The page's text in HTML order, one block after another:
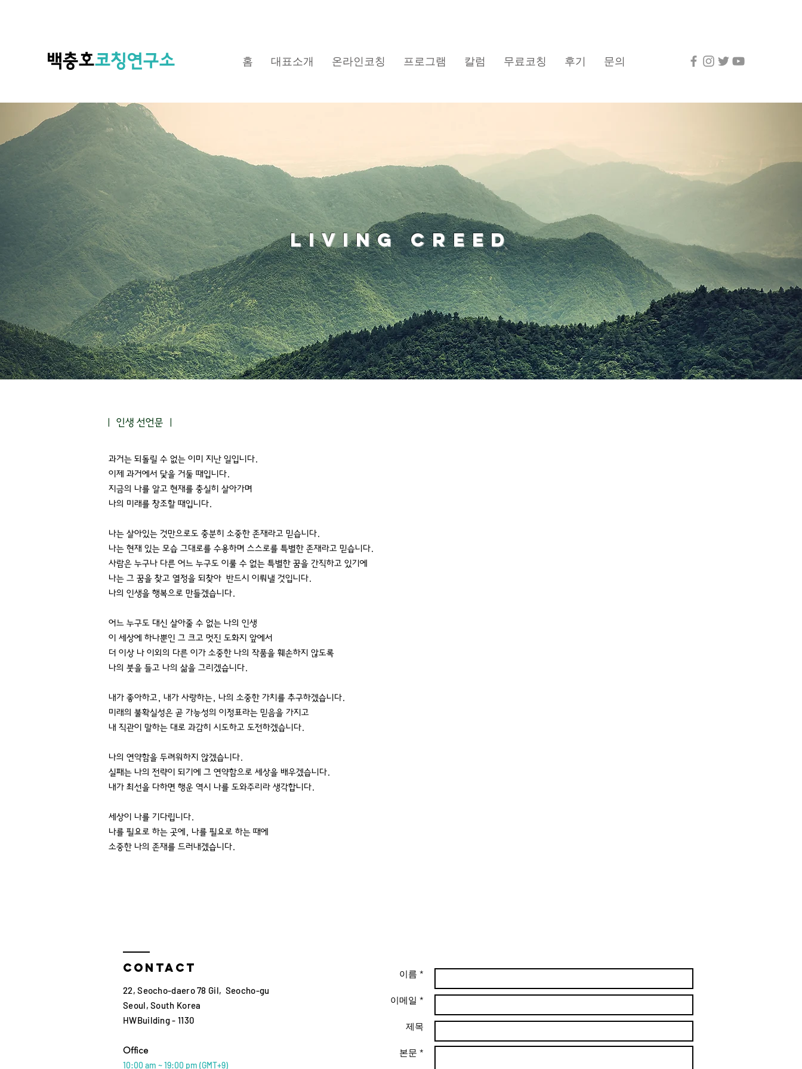
홈 대표소개 온라인코칭 프로그램 칼럼 무료코칭 후기 문의
​백충호코칭연구소
Living creed
ㅣ ​인생 선언문 ㅣ
과거는 되돌릴 수 없는 이미 지난 일입니다.
이제 과거에서 닻을 거둘 때입니다.
지금의 나를 알고 현재를 충실히 살아가며
나의 미래를 창조할 때입니다.
나는 살아있는 것만으로도 충분히 소중한 존재라고 믿습니다.
나는 현재 있는 모습 그대로를 수용하며 스스로를 특별한 존재라고 믿습니다.
사람은 누구나 다른 어느 누구도 이룰 수 없는 특별한 꿈을 간직하고 있기에
나는 그 꿈을 찾고 열정을 되찾아 반드시 이뤄낼 것입니다.
나의 인생을 행복으로 만들겠습니다.
어느 누구도 대신 살아줄 수 없는 나의 인생
이 세상에 하나뿐인 그 크고 멋진 도화지 앞에서
더 이상 나 이외의 다른 이가 소중한 나의 작품을 훼손하지 않도록
나의 붓을 들고 나의 삶을 그리겠습니다.
내가 좋아하고, 내가 사랑하는, 나의 소중한 가치를 추구하겠습니다.
미래의 불확실성은 곧 가능성의 이정표라는 믿음을 가지고
내 직관이 말하는 대로 과감히 시도하고 도전하겠습니다.
나의 연약함을 두려워하지 않겠습니다.
실패는 나의 전략이 되기에 그 연약함으로 세상을 배우겠습니다.
내가 최선을 다하면 행운 역시 나를 도와주리라 생각합니다.
세상이 나를 기다립니다.
나를 필요로 하는 곳에, 나를 필요로 하는 때에
소중한 나의 존재를 드러내겠습니다.
Contact
22, Seocho-daero 78 Gil, Seocho-gu
Seoul, South Korea
HWBuilding - 1130
Office
10:00 am ~ 19:00 pm (GMT+9)
이름 *
이메일 *
제목
본문 *